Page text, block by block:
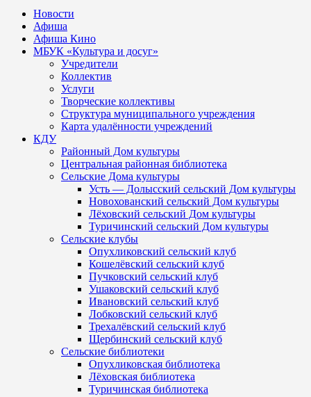
Новости
Афиша
Афиша Кино
МБУК «Культура и досуг»
Учредители
Коллектив
Услуги
Творческие коллективы
Структура муниципального учреждения
Карта удалённости учреждений
КДУ
Районный Дом культуры
Центральная районная библиотека
Сельские Дома культуры
Усть — Долысский сельский Дом культуры
Новохованский сельский Дом культуры
Лёховский сельский Дом культуры
Туричинский сельский Дом культуры
Сельские клубы
Опухликовский сельский клуб
Кошелёвский сельский клуб
Пучковский сельский клуб
Ушаковский сельский клуб
Ивановский сельский клуб
Лобковский сельский клуб
Трехалёвский сельский клуб
Щербинский сельский клуб
Сельские библиотеки
Опухликовская библиотека
Лёховская библиотека
Туричинская библиотека